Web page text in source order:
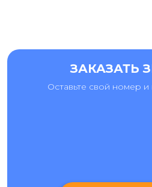
ЗАКАЗАТЬ
Оставьте свой номер